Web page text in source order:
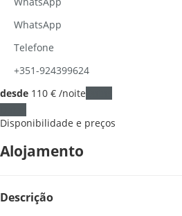
WhatsApp
Telefone
+351-924399624
desde 110 € /noite
Disponibilidade e preços
Alojamento
Descrição